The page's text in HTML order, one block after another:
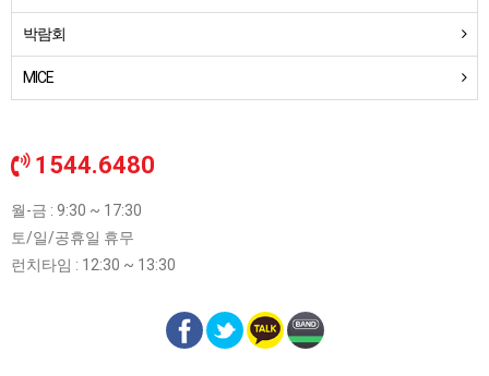
박람회
MICE
1544.6480
월-금 : 9:30 ~ 17:30
토/일/공휴일 휴무
런치타임 : 12:30 ~ 13:30